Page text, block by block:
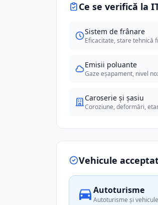
Ce se verifică la
Sistem de frânare
Eficacitate, stare tehnică
Emisii poluante
Gaze eșapament, nivel
Caroserie și șasiu
Coroziune, deformări,
Vehicule
Autoturisme
Autoturisme și